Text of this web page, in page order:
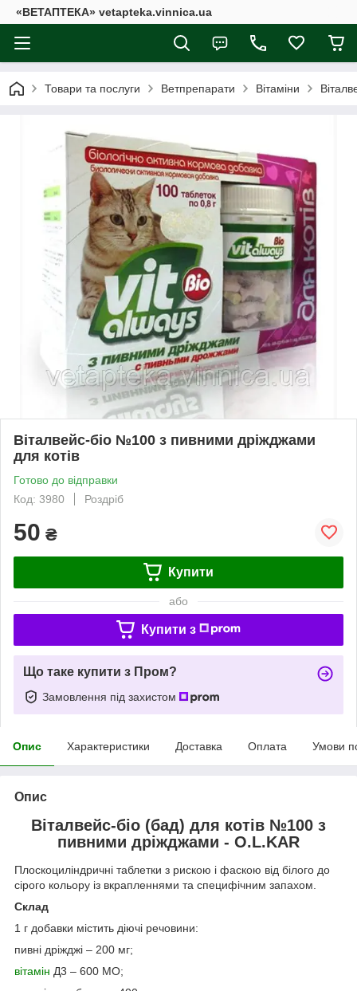
«ВЕТАПТЕКА» vetapteka.vinnica.ua
Товари та послуги Ветпрепарати Вітаміни
Віталвейс-біо №100 з пивними дріжджами
для котів
Готово до відправки
Код: 3980
Роздріб
50 ₴
Купити
або
Купити з
Що таке купити з Пром?
Замовлення під захистом
Опис Характеристики Доставка Оплата Умови
Опис
Віталвейс-біо (бад) для котів №100 з
пивними дріжджами - O.L.KAR
Плоскоциліндричні таблетки з рискою і фаскою від білого до
сірого кольору із вкрапленнями та специфічним запахом.
Склад
1 г добавки містить діючі речовини:
пивні дріжджі – 200 мг;
вітамін Д3 – 600 МО;